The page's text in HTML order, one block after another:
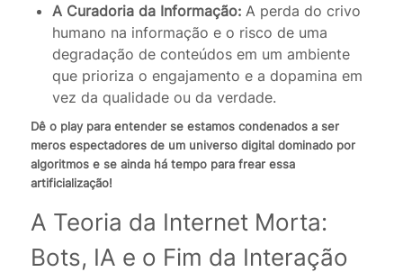
A Curadoria da Informação:A perda do crivo
humano na informação e o risco de uma
degradação de conteúdos em um ambiente
que prioriza o engajamento e a dopamina em
vez da qualidade ou da verdade.
Dê o play para entender se estamos condenados a ser
meros espectadores de um universo digital dominado por
algoritmos e se ainda há tempo para frear essa
artificialização!
A Teoria da Internet Morta:
Bots, IA e o Fim da Interação